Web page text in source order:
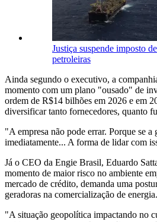
Justiça suspende imposto
petroleiras
Ainda segundo o executivo, a
momento com um plano "ousado" de
ordem de R$14 bilhões em 2026 e em
diversificar tanto fornecedores, quanto
"A empresa não pode errar. Porque se a
imediatamente... A forma de lidar com
Já o CEO da Engie Brasil, Eduardo
momento de maior risco no ambiente
mercado de crédito, demanda uma
geradoras na comercialização de energia.
"A situação geopolítica impactando no